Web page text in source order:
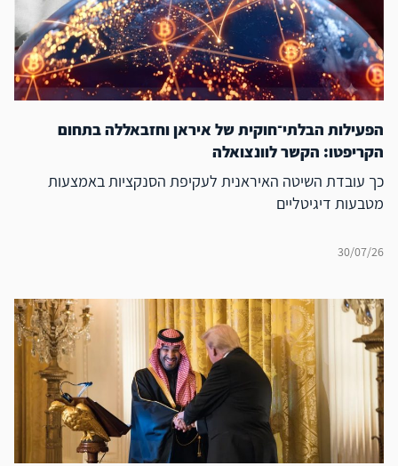
הפעילות הבלתי־חוקית של איראן וחזבאללה בתחום
הקריפטו: הקשר לוונצואלה
כך עובדת השיטה האיראנית לעקיפת הסנקציות באמצעות
מטבעות דיגיטליים
30/07/26